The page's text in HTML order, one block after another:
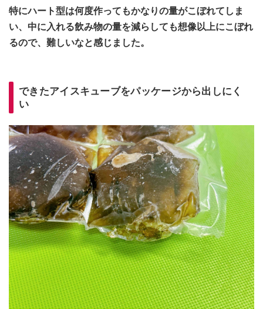
特にハート型は何度作ってもかなりの量がこぼれてしま
い、中に入れる飲み物の量を減らしても想像以上にこぼれ
るので、難しいなと感じました。
できたアイスキューブをパッケージから出しにく
い